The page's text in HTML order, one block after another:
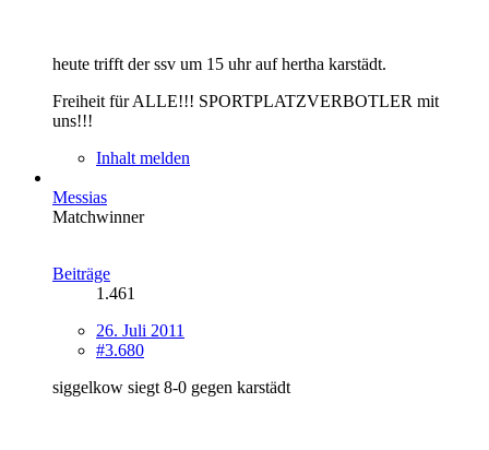
heute trifft der ssv um 15 uhr auf hertha karstädt.
Freiheit für ALLE!!! SPORTPLATZVERBOTLER mit
uns!!!
Inhalt melden
Messias
Matchwinner
Beiträge
1.461
26. Juli 2011
#3.680
siggelkow siegt 8-0 gegen karstädt